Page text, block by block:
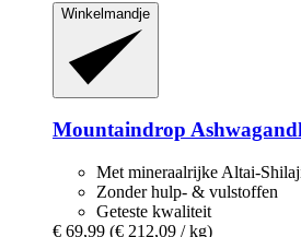
Winkelmandje
Mountaindrop
Met mineraalrijke Altai-
Zonder hulp- & vulstoffen
Geteste kwaliteit
€ 69,99 (€ 212,09 / kg)